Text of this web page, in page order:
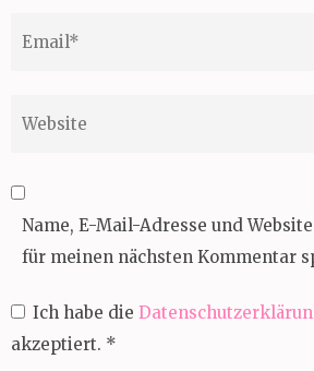
Name, E-Mail-Adresse und
für meinen nächsten Kommentar
Ich habe die
akzeptiert. *